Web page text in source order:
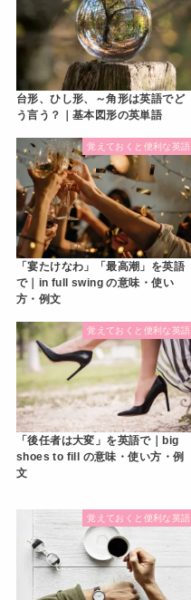
台形、ひし形、～角形は英語でど
う言う？｜基本図形の英単語
覚えておくと便利な英語
「宴たけなわ」「最高潮」を英語
で｜in full swing の意味・使い
方・例文
覚えておくと便利な英語
「後任者は大変」を英語で｜big
shoes to fill の意味・使い方・例
文
覚えておくと便利な英語